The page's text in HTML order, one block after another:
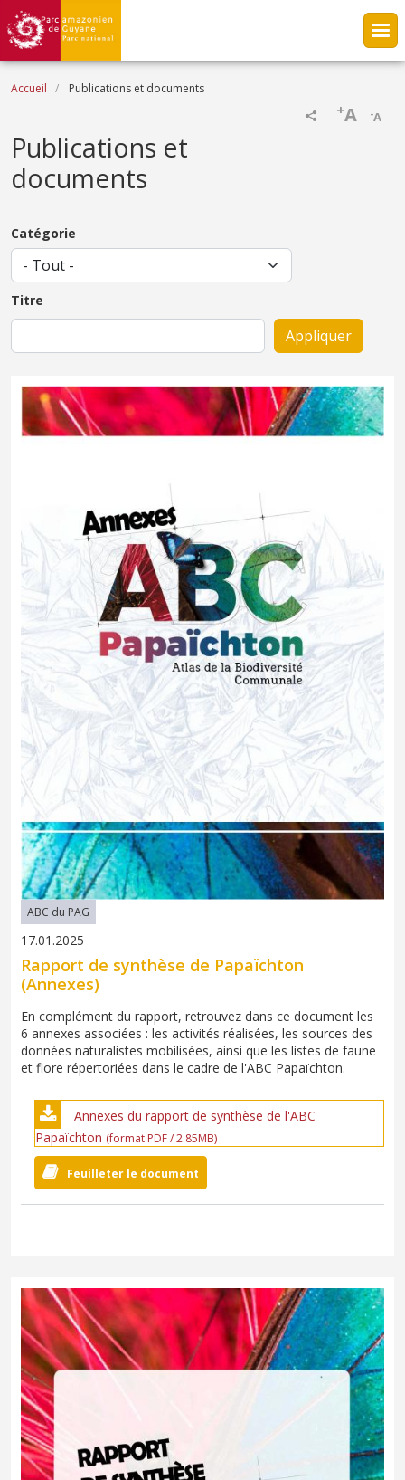
Aller au contenu principal
Fil d'Ariane
Accueil Publications et documents
-A
+A
Publications et
documents
Catégorie
Titre
ABC du PAG
17.01.2025
Rapport de synthèse de Papaïchton
(Annexes)
En complément du rapport, retrouvez dans ce document les
6 annexes associées : les activités réalisées, les sources des
données naturalistes mobilisées, ainsi que les listes de faune
et flore répertoriées dans le cadre de l'ABC Papaïchton.
Annexes du rapport de synthèse de l'ABC
Papaïchton (format PDF / 2.85MB)
Feuilleter le document